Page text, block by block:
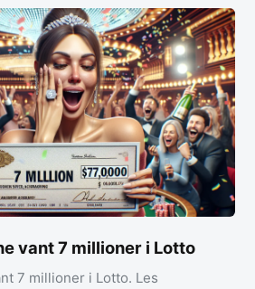
vant 7 millioner i Lotto
7 millioner i Lotto. Les